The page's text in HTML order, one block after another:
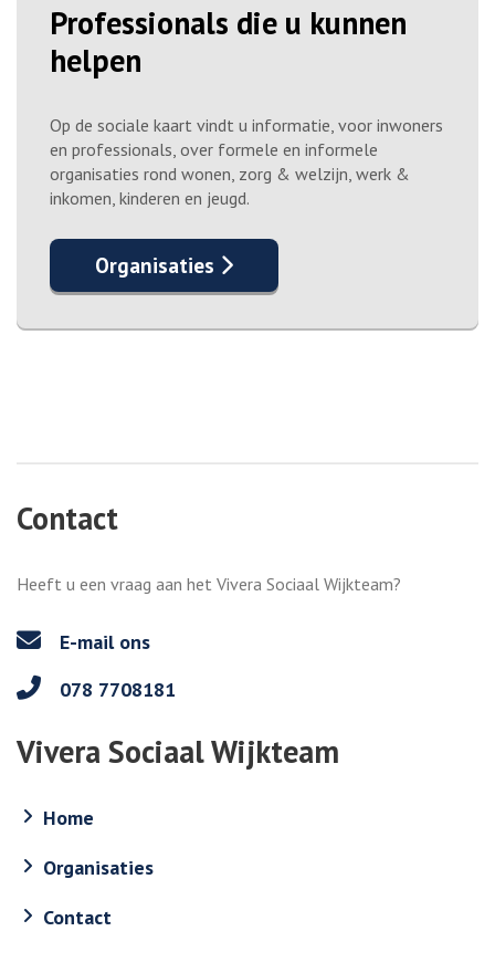
Professionals die u kunnen
helpen
Op de sociale kaart vindt u informatie, voor inwoners
en professionals, over formele en informele
organisaties rond wonen, zorg & welzijn, werk &
inkomen, kinderen en jeugd.
Organisaties
Contact
Heeft u een vraag aan het Vivera Sociaal Wijkteam?
E-mail ons
078 7708181
Vivera Sociaal Wijkteam
Home
Organisaties
Contact